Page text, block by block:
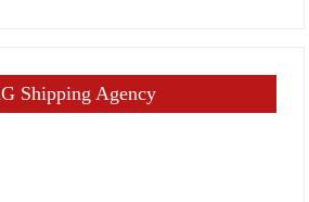
Shipping Agency